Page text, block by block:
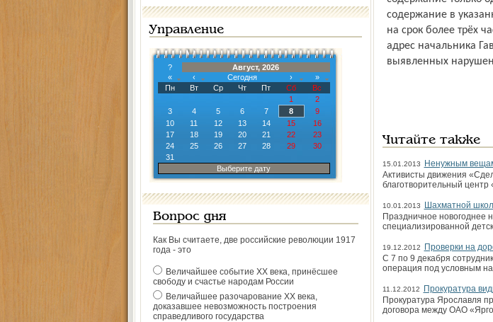
Управление
?
Август, 2026
«
‹ Сегодня ›
»
Пн
Вт Ср Чт Пт Сб
Вс
1
2
3
4 5 6 7 8
9
10
11 12 13 14 15
16
17
18 19 20 21 22
23
24
25 26 27 28 29
30
31
Выберите дату
Вопрос дня
Как Вы считаете, две российские революции 1917
года - это
Величайшее событие ХХ века, принёсшее
свободу и счастье народам России
Величайшее разочарование ХХ века,
доказавшее невозможность построения
справедливого государства
содержание в
на срок более трёх
адрес начальника
выявленных
Читайте также
15.01.2013
Ненужным
Активисты движения
благотворительный центр
10.01.2013
Шахматной
Праздничное новогоднее
специализированной
19.12.2012
Проверки на
С 7 по 9 декабря
операция под условным
11.12.2012
Прокуратура
Прокуратура Ярославля
договора между ОАО